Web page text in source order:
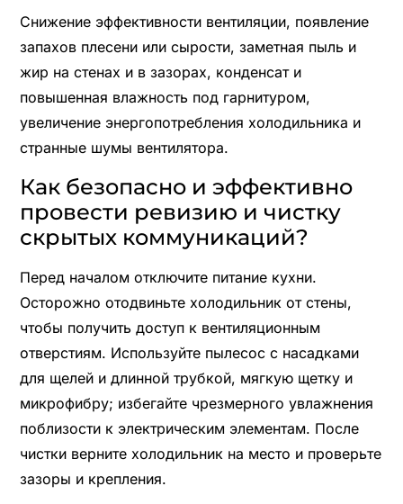
Снижение эффективности вентиляции, появление
запахов плесени или сырости, заметная пыль и
жир на стенах и в зазорах, конденсат и
повышенная влажность под гарнитуром,
увеличение энергопотребления холодильника и
странные шумы вентилятора.
Как безопасно и эффективно
провести ревизию и чистку
скрытых коммуникаций?
Перед началом отключите питание кухни.
Осторожно отодвиньте холодильник от стены,
чтобы получить доступ к вентиляционным
отверстиям. Используйте пылесос с насадками
для щелей и длинной трубкой, мягкую щетку и
микрофибру; избегайте чрезмерного увлажнения
поблизости к электрическим элементам. После
чистки верните холодильник на место и проверьте
зазоры и крепления.